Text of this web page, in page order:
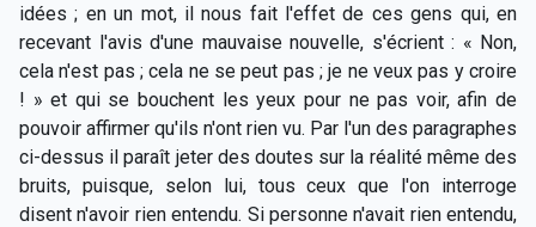
idées ; en un mot, il nous fait l'effet de ces gens qui, en
recevant l'avis d'une mauvaise nouvelle, s'écrient : « Non,
cela n'est pas ; cela ne se peut pas ; je ne veux pas y croire
! » et qui se bouchent les yeux pour ne pas voir, afin de
pouvoir affirmer qu'ils n'ont rien vu. Par l'un des paragraphes
ci-dessus il paraît jeter des doutes sur la réalité même des
bruits, puisque, selon lui, tous ceux que l'on interroge
disent n'avoir rien entendu. Si personne n'avait rien entendu,